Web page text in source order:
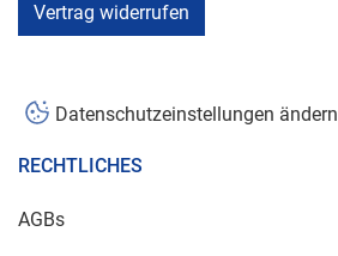
Vertrag widerrufen
Datenschutzeinstellungen ändern
RECHTLICHES
AGBs